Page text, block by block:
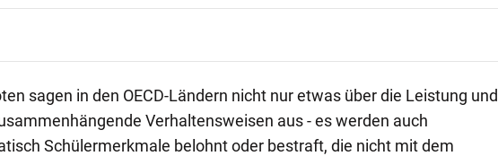
sagen in den OECD-Ländern nicht nur etwas über die Leistung und
Verhaltensweisen aus - es werden auch
Schülermerkmale belohnt oder bestraft, die nicht mit dem